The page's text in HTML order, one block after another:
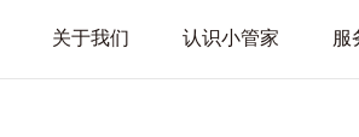
服
认识小管家
关于我们